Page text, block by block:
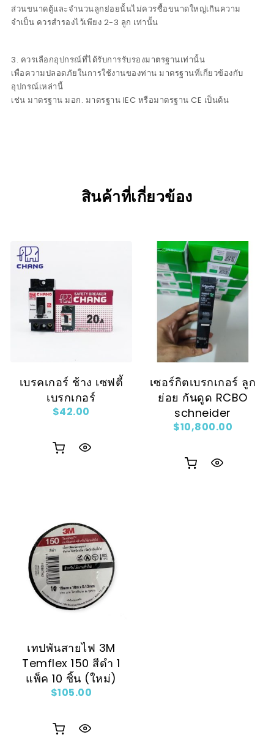
ส่วนขนาดตู้และจำนวนลูกย่อยนั้นไม่ควรซื้อขนาดใหญ่เกินความ
จำเป็น ควรสำรองไว้เพียง 2-3 ลูก เท่านั้น
3. ควรเลือกอุปกรณ์ที่ได้รับการรับรองมาตรฐานเท่านั้น
เพื่อความปลอดภัยในการใช้งานของท่าน มาตรฐานที่เกี่ยวข้องกับ
อุปกรณ์เหล่านี้
เช่น มาตรฐาน มอก. มาตรฐาน IEC หรือมาตรฐาน CE เป็นต้น
สินค้าที่เกี่ยวข้อง
เบรคเกอร์ ช้าง เซฟตี้
เบรกเกอร์
$42.00
เซอร์กิตเบรกเกอร์ ลูก
ย่อย กันดูด RCBO
schneider
$10,800.00
เทปพันสายไฟ 3M
Temflex 150 สีดำ 1
แพ็ค 10 ชิ้น (ใหม่)
$105.00